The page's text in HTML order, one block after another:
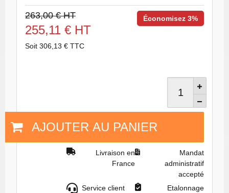
Économisez 3%
263,00 € HT
255,11 € HT
Soit 306,13 € TTC
AJOUTER AU PANIER
Livraison en
France
Mandat
administratif
accepté
Service client
Etalonnage